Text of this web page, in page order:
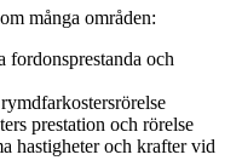
många områden:
och
prestation och rörelse
hastigheter och krafter vid